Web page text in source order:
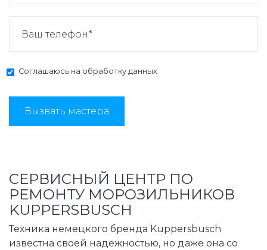
Соглашаюсь на обработку данных
Вызвать мастера
СЕРВИСНЫЙ ЦЕНТР ПО
РЕМОНТУ МОРОЗИЛЬНИКОВ
KUPPERSBUSCH
Техника немецкого бренда Kuppersbusch
известна своей надежностью, но даже она со